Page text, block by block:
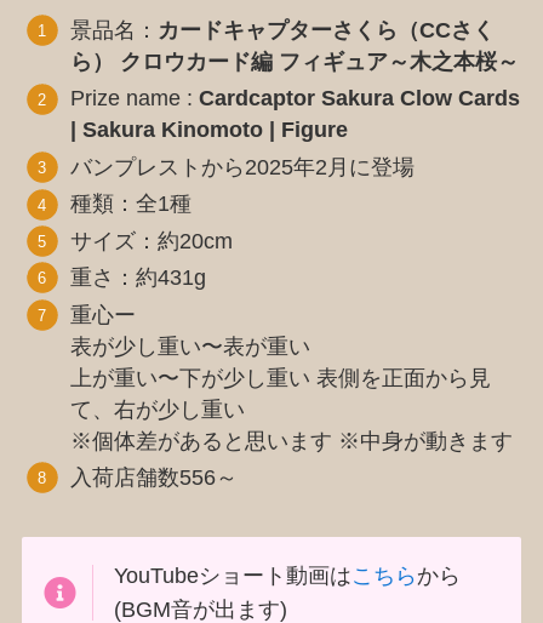
景品名： カードキャプターさくら（CCさく
ら） クロウカード編 フィギュア～木之本桜～
Prize name :Cardcaptor Sakura Clow Cards
| Sakura Kinomoto | Figure
バンプレストから2025年2月に登場
種類：全1種
サイズ：約20cm
重さ：約431g
重心ー
表が少し重い〜表が重い
上が重い〜下が少し重い 表側を正面から見
て、右が少し重い
※個体差があると思います ※中身が動きます
入荷店舗数556～
YouTubeショート動画はこちら から
(BGM音が出ます)